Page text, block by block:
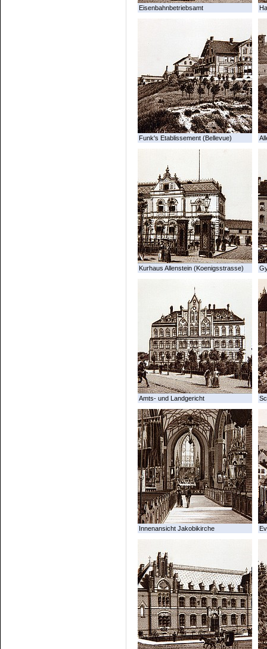
Eisenbahnbetriebsamt
Funk's Etablissement (Bellevue)
Kurhaus Allenstein (Koenigsstrasse)
Amts- und Landgericht
Innenansicht Jakobikirche